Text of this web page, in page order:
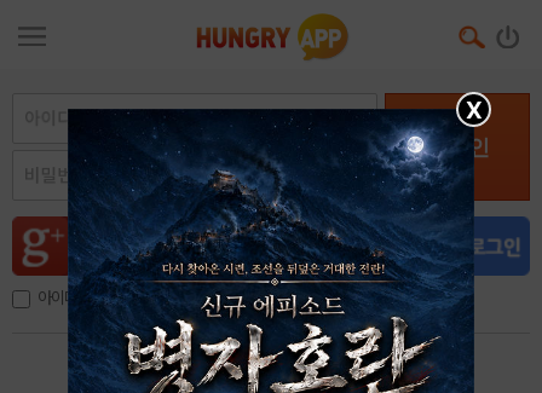
로그인
아이디, 이메일 저장
아이디 / 비밀번호 찾기 회원가입
X